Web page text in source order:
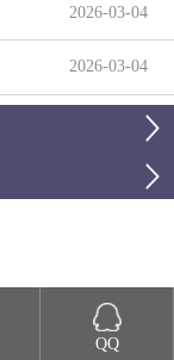
2026-03-04
2026-03-04
QQ